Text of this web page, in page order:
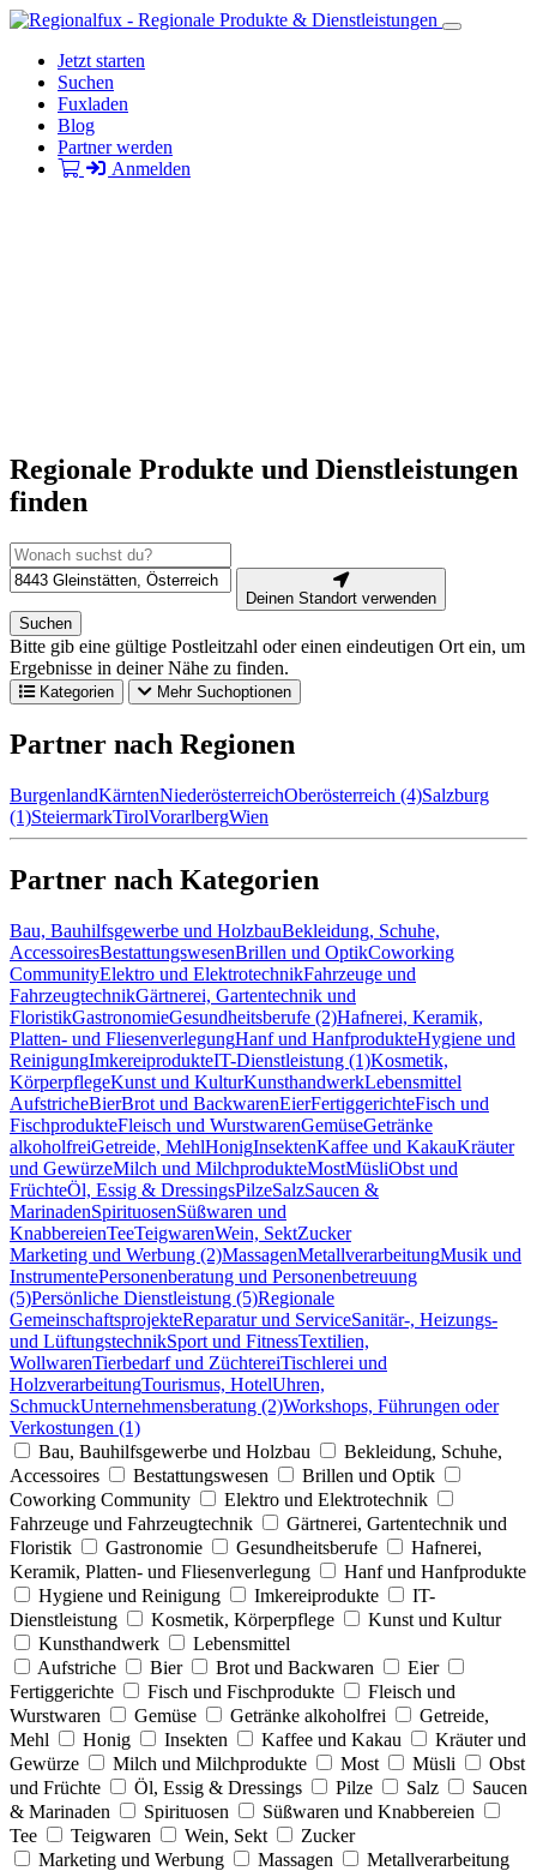
Jetzt starten
Suchen
Fuxladen
Blog
Partner werden
Anmelden
Regionale Produkte und Dienstleistungen
finden
Deinen Standort verwenden
Suchen
Bitte gib eine gültige Postleitzahl oder einen eindeutigen Ort ein, um
Ergebnisse in deiner Nähe zu finden.
Kategorien Mehr Suchoptionen
Partner nach Regionen
BurgenlandKärntenNiederösterreichOberösterreich (4)Salzburg
(1)SteiermarkTirolVorarlbergWien
Partner nach Kategorien
Bau, Bauhilfsgewerbe und HolzbauBekleidung, Schuhe,
AccessoiresBestattungswesenBrillen und OptikCoworking
CommunityElektro und ElektrotechnikFahrzeuge und
FahrzeugtechnikGärtnerei, Gartentechnik und
FloristikGastronomieGesundheitsberufe (2)Hafnerei, Keramik,
Platten- und FliesenverlegungHanf und HanfprodukteHygiene und
ReinigungImkereiprodukteIT-Dienstleistung (1)Kosmetik,
KörperpflegeKunst und KulturKunsthandwerkLebensmittel
AufstricheBierBrot und BackwarenEierFertiggerichteFisch und
FischprodukteFleisch und WurstwarenGemüseGetränke
alkoholfreiGetreide, MehlHonigInsektenKaffee und KakauKräuter
und GewürzeMilch und MilchprodukteMostMüsliObst und
FrüchteÖl, Essig & DressingsPilzeSalzSaucen &
MarinadenSpirituosenSüßwaren und
KnabbereienTeeTeigwarenWein, SektZucker
Marketing und Werbung (2)MassagenMetallverarbeitungMusik und
InstrumentePersonenberatung und Personenbetreuung
(5)Persönliche Dienstleistung (5)Regionale
GemeinschaftsprojekteReparatur und ServiceSanitär-, Heizungs-
und LüftungstechnikSport und FitnessTextilien,
WollwarenTierbedarf und ZüchtereiTischlerei und
HolzverarbeitungTourismus, HotelUhren,
SchmuckUnternehmensberatung (2)Workshops, Führungen oder
Verkostungen (1)
Bau, Bauhilfsgewerbe und Holzbau
Bekleidung, Schuhe,
Accessoires
Bestattungswesen
Brillen und Optik
Coworking Community
Elektro und Elektrotechnik
Fahrzeuge und Fahrzeugtechnik
Gärtnerei, Gartentechnik und
Floristik
Gastronomie Gesundheitsberufe
Hafnerei,
Keramik, Platten- und Fliesenverlegung
Hanf und Hanfprodukte
Hygiene und Reinigung
Imkereiprodukte
IT-
Dienstleistung
Kosmetik, Körperpflege
Kunst und Kultur
Kunsthandwerk
Lebensmittel
Aufstriche
Bier Brot und Backwaren
Eier
Fertiggerichte
Fisch und Fischprodukte
Fleisch und
Wurstwaren
Gemüse Getränke alkoholfrei
Getreide,
Mehl
Honig Insekten Kaffee und Kakau
Kräuter und
Gewürze
Milch und Milchprodukte Most Müsli
Obst
und Früchte
Öl, Essig & Dressings Pilze Salz
Saucen
& Marinaden
Spirituosen
Süßwaren und Knabbereien
Tee
Teigwaren Wein, Sekt
Zucker
Marketing und Werbung
Massagen
Metallverarbeitung